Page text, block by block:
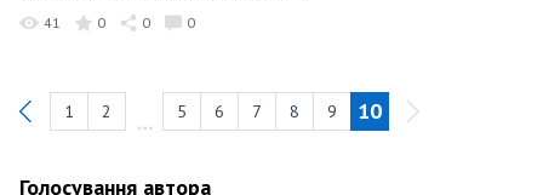
41 0 0 0
Previous
1 2 5 6 7 8 9 10
Голосування автора